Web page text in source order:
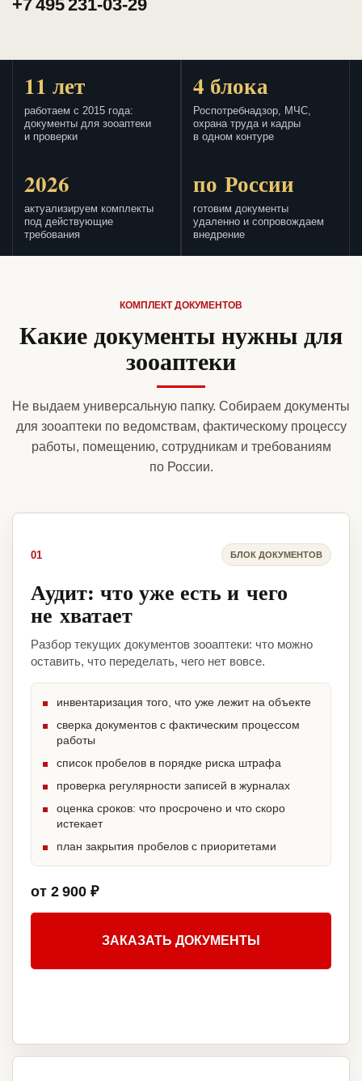
+7 495 231-03-29
11 лет
работаем с 2015 года:
документы для зооаптеки
и проверки
4 блока
Роспотребнадзор, МЧС,
охрана труда и кадры
в одном контуре
2026
актуализируем комплекты
под действующие
требования
по России
готовим документы
удаленно и сопровождаем
внедрение
КОМПЛЕКТ ДОКУМЕНТОВ
Какие документы нужны для
зооаптеки
Не выдаем универсальную папку. Собираем документы
для зооаптеки по ведомствам, фактическому процессу
работы, помещению, сотрудникам и требованиям
по России.
01 БЛОК ДОКУМЕНТОВ
Аудит: что уже есть и чего
не хватает
Разбор текущих документов зооаптеки: что можно
оставить, что переделать, чего нет вовсе.
инвентаризация того, что уже лежит на объекте
сверка документов с фактическим процессом
работы
список пробелов в порядке риска штрафа
проверка регулярности записей в журналах
оценка сроков: что просрочено и что скоро
истекает
план закрытия пробелов с приоритетами
от 2 900 ₽
ЗАКАЗАТЬ ДОКУМЕНТЫ